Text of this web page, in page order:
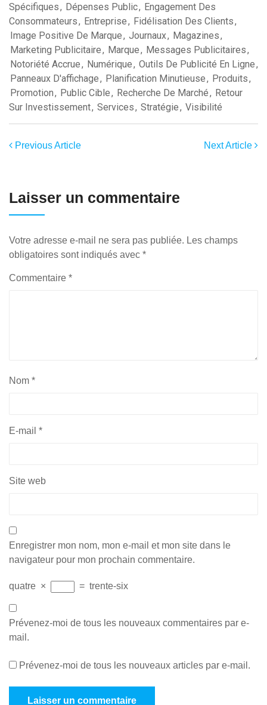
Spécifiques, Dépenses Public, Engagement Des
Consommateurs, Entreprise, Fidélisation Des Clients,
Image Positive De Marque, Journaux, Magazines,
Marketing Publicitaire, Marque, Messages Publicitaires,
Notoriété Accrue, Numérique, Outils De Publicité En Ligne,
Panneaux D'affichage, Planification Minutieuse, Produits,
Promotion, Public Cible, Recherche De Marché, Retour
Sur Investissement, Services, Stratégie, Visibilité
Previous Article Next Article
Laisser un commentaire
Votre adresse e-mail ne sera pas publiée. Les champs
obligatoires sont indiqués avec *
Commentaire *
Nom *
E-mail *
Site web
Enregistrer mon nom, mon e-mail et mon site dans le
navigateur pour mon prochain commentaire.
quatre × = trente-six
Prévenez-moi de tous les nouveaux commentaires par e-
mail.
Prévenez-moi de tous les nouveaux articles par e-mail.